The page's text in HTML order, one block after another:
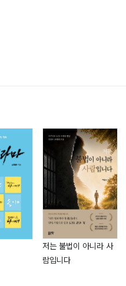
생활•77
낚시터•108
며•112
저는 불법이 아니라 사
람입니다